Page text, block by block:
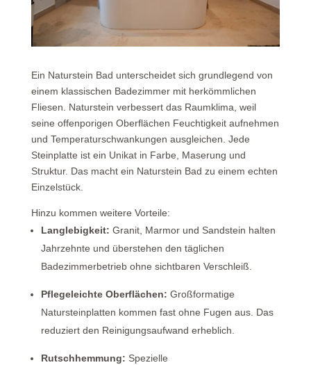
Ein Naturstein Bad unterscheidet sich grundlegend von
einem klassischen Badezimmer mit herkömmlichen
Fliesen. Naturstein verbessert das Raumklima, weil
seine offenporigen Oberflächen Feuchtigkeit aufnehmen
und Temperaturschwankungen ausgleichen. Jede
Steinplatte ist ein Unikat in Farbe, Maserung und
Struktur. Das macht ein Naturstein Bad zu einem echten
Einzelstück.
Hinzu kommen weitere Vorteile:
Langlebigkeit: Granit, Marmor und Sandstein halten
Jahrzehnte und überstehen den täglichen
Badezimmerbetrieb ohne sichtbaren Verschleiß.
Pflegeleichte Oberflächen: Großformatige
Natursteinplatten kommen fast ohne Fugen aus. Das
reduziert den Reinigungsaufwand erheblich.
Rutschhemmung: Spezielle